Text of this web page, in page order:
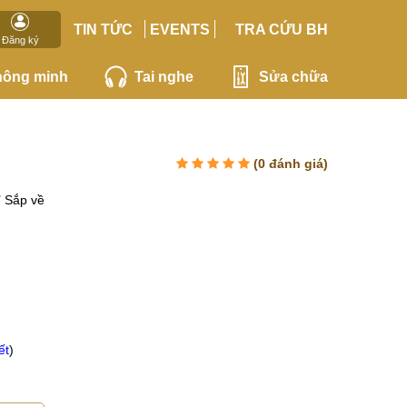
Đăng ký
TIN TỨC EVENTS TRA CỨU BH
minh Tai nghe Sửa chữa
(0 đánh giá)
Sắp về
)